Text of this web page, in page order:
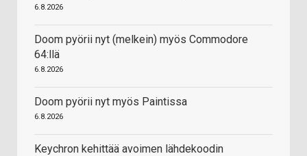
6.8.2026
Doom pyörii nyt (melkein) myös Commodore
64:llä
6.8.2026
Doom pyörii nyt myös Paintissa
6.8.2026
Keychron kehittää avoimen lähdekoodin